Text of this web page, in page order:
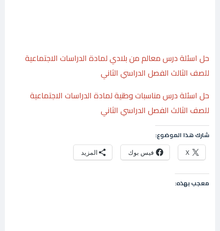
حل اسئلة درس معالم من بلادي لمادة الدراسات الاجتماعية
للصف الثالث الفصل الدراسي الثاني
حل اسئلة درس مناسبات وطنية لمادة الدراسات الاجتماعية
للصف الثالث الفصل الدراسي الثاني
شارك هذا الموضوع:
X فيس بوك المزيد
معجب بهذه: